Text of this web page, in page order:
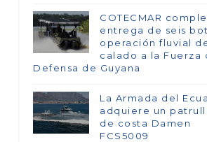
COTECMAR
entrega de seis
operación fluvial
calado a la Fuerza
Defensa de Guyana
La Armada del
adquiere un
de costa Damen
FCS5009